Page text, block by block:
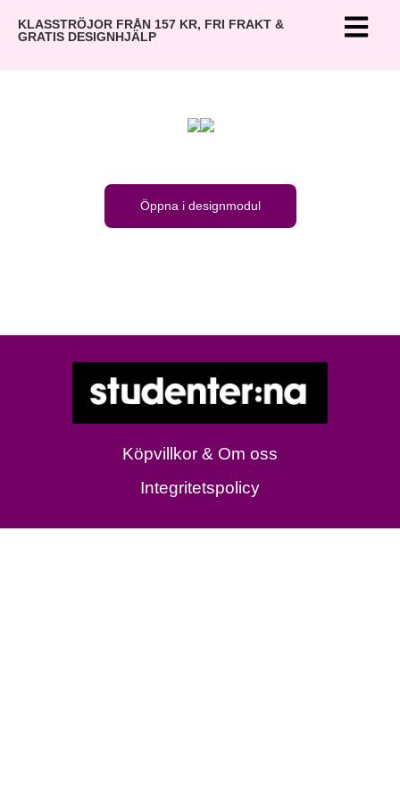
KLASSTRÖJOR FRÅN 157 KR, FRI FRAKT &
GRATIS DESIGNHJÄLP
Öppna i designmodul
Köpvillkor & Om oss
Integritetspolicy